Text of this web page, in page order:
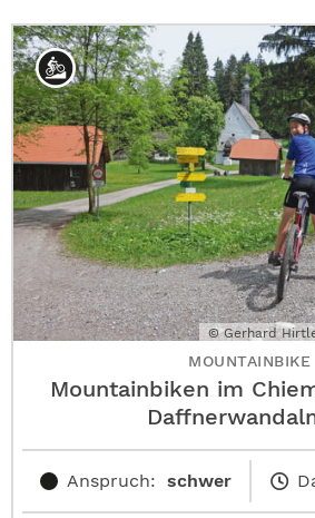
© Gerhard
MOUNTAINBIKE
Mountainbiken im
Anspruch: schwer